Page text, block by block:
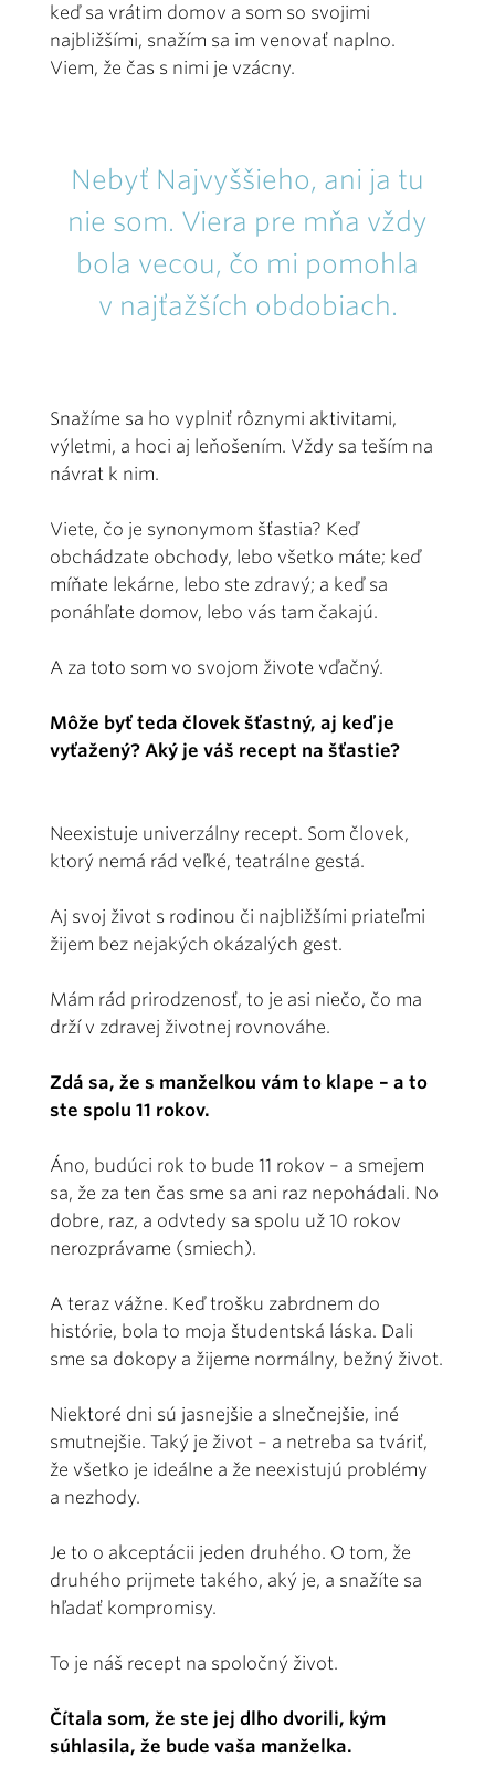
keď sa vrátim domov a som so svojimi
najbližšími, snažím sa im venovať naplno.
Viem, že čas s nimi je vzácny.
Nebyť Najvyššieho, ani ja tu
nie som. Viera pre mňa vždy
bola vecou, čo mi pomohla
v najťažších obdobiach.
Snažíme sa ho vyplniť rôznymi aktivitami,
výletmi, a hoci aj leňošením. Vždy sa teším na
návrat k nim.
Viete, čo je synonymom šťastia? Keď
obchádzate obchody, lebo všetko máte; keď
míňate lekárne, lebo ste zdravý; a keď sa
ponáhľate domov, lebo vás tam čakajú.
A za toto som vo svojom živote vďačný.
Môže byť teda človek šťastný, aj keď je
vyťažený? Aký je váš recept na šťastie?
Neexistuje univerzálny recept. Som človek,
ktorý nemá rád veľké, teatrálne gestá.
Aj svoj život s rodinou či najbližšími priateľmi
žijem bez nejakých okázalých gest.
Mám rád prirodzenosť, to je asi niečo, čo ma
drží v zdravej životnej rovnováhe.
Zdá sa, že s manželkou vám to klape – a to
ste spolu 11 rokov.
Áno, budúci rok to bude 11 rokov – a smejem
sa, že za ten čas sme sa ani raz nepohádali. No
dobre, raz, a odvtedy sa spolu už 10 rokov
nerozprávame (smiech).
A teraz vážne. Keď trošku zabrdnem do
histórie, bola to moja študentská láska. Dali
sme sa dokopy a žijeme normálny, bežný život.
Niektoré dni sú jasnejšie a slnečnejšie, iné
smutnejšie. Taký je život – a netreba sa tváriť,
že všetko je ideálne a že neexistujú problémy
a nezhody.
Je to o akceptácii jeden druhého. O tom, že
druhého prijmete takého, aký je, a snažíte sa
hľadať kompromisy.
To je náš recept na spoločný život.
Čítala som, že ste jej dlho dvorili, kým
súhlasila, že bude vaša manželka.